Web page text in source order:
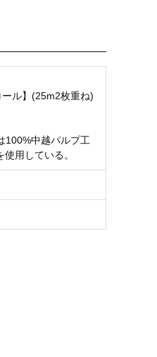
ル】(25m2枚重ね)
100%中越パルプ工
用している。